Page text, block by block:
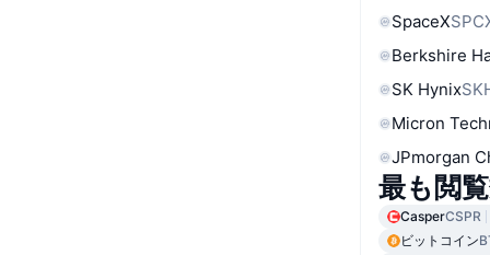
SpaceX
Berkshire
SK Hynix
Micron
JPmorgan
最も閲
CasperCSPR
ビットコイン